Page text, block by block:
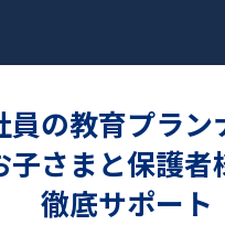
員の教育プラン
子さまと保護者
徹底サポート